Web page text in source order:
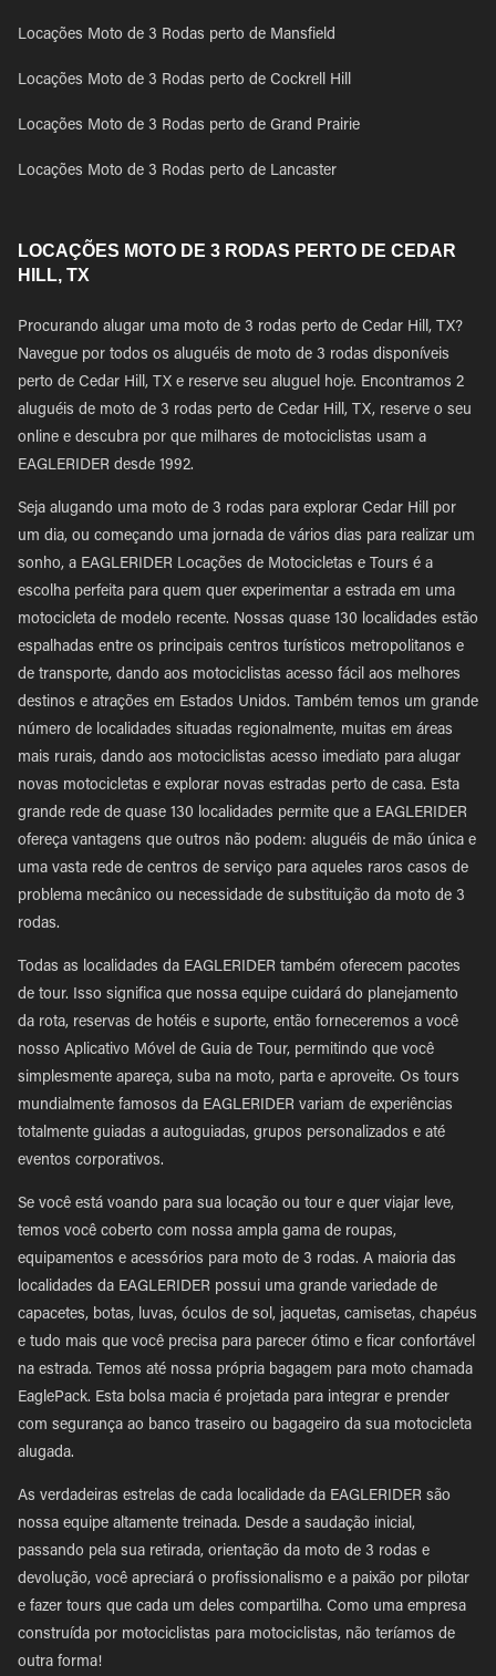
Locações Moto de 3 Rodas perto de Mansfield
Locações Moto de 3 Rodas perto de Cockrell Hill
Locações Moto de 3 Rodas perto de Grand Prairie
Locações Moto de 3 Rodas perto de Lancaster
LOCAÇÕES MOTO DE 3 RODAS PERTO DE CEDAR
HILL, TX
Procurando alugar uma moto de 3 rodas perto de Cedar Hill, TX?
Navegue por todos os aluguéis de moto de 3 rodas disponíveis
perto de Cedar Hill, TX e reserve seu aluguel hoje. Encontramos 2
aluguéis de moto de 3 rodas perto de Cedar Hill, TX, reserve o seu
online e descubra por que milhares de motociclistas usam a
EAGLERIDER desde 1992.
Seja alugando uma moto de 3 rodas para explorar Cedar Hill por
um dia, ou começando uma jornada de vários dias para realizar um
sonho, a EAGLERIDER Locações de Motocicletas e Tours é a
escolha perfeita para quem quer experimentar a estrada em uma
motocicleta de modelo recente. Nossas quase 130 localidades estão
espalhadas entre os principais centros turísticos metropolitanos e
de transporte, dando aos motociclistas acesso fácil aos melhores
destinos e atrações em Estados Unidos. Também temos um grande
número de localidades situadas regionalmente, muitas em áreas
mais rurais, dando aos motociclistas acesso imediato para alugar
novas motocicletas e explorar novas estradas perto de casa. Esta
grande rede de quase 130 localidades permite que a EAGLERIDER
ofereça vantagens que outros não podem: aluguéis de mão única e
uma vasta rede de centros de serviço para aqueles raros casos de
problema mecânico ou necessidade de substituição da moto de 3
rodas.
Todas as localidades da EAGLERIDER também oferecem pacotes
de tour. Isso significa que nossa equipe cuidará do planejamento
da rota, reservas de hotéis e suporte, então forneceremos a você
nosso Aplicativo Móvel de Guia de Tour, permitindo que você
simplesmente apareça, suba na moto, parta e aproveite. Os tours
mundialmente famosos da EAGLERIDER variam de experiências
totalmente guiadas a autoguiadas, grupos personalizados e até
eventos corporativos.
Se você está voando para sua locação ou tour e quer viajar leve,
temos você coberto com nossa ampla gama de roupas,
equipamentos e acessórios para moto de 3 rodas. A maioria das
localidades da EAGLERIDER possui uma grande variedade de
capacetes, botas, luvas, óculos de sol, jaquetas, camisetas, chapéus
e tudo mais que você precisa para parecer ótimo e ficar confortável
na estrada. Temos até nossa própria bagagem para moto chamada
EaglePack. Esta bolsa macia é projetada para integrar e prender
com segurança ao banco traseiro ou bagageiro da sua motocicleta
alugada.
As verdadeiras estrelas de cada localidade da EAGLERIDER são
nossa equipe altamente treinada. Desde a saudação inicial,
passando pela sua retirada, orientação da moto de 3 rodas e
devolução, você apreciará o profissionalismo e a paixão por pilotar
e fazer tours que cada um deles compartilha. Como uma empresa
construída por motociclistas para motociclistas, não teríamos de
outra forma!